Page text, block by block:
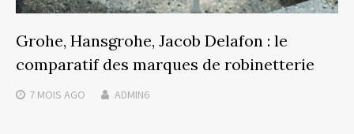
Grohe, Hansgrohe, Jacob Delafon : le
comparatif des marques de robinetterie
7 MOIS AGO ADMIN6